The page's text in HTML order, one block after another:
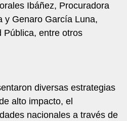
Ibáñez, Procuradora
y Genaro García Luna,
Pública, entre otros
diversas estrategias
alto impacto, el
nacionales a través de